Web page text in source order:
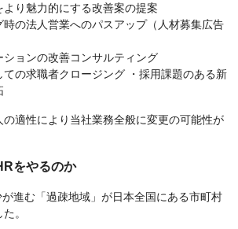
り魅力的にする改善案の提案
の法人営業へのパスアップ（人材募集広告
ョンの改善コンサルティング
の求職者クロージング ・採用課題のある新
適性により当社業務全般に変更の可能性が
をやるのか
進む「過疎地域」が日本全国にある市町村
。